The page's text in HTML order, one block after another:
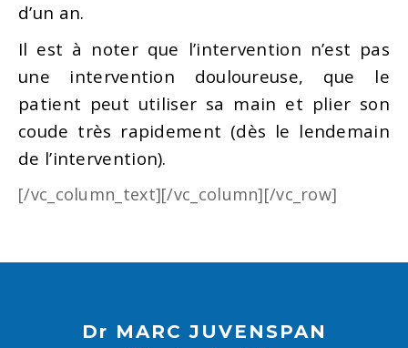
d’un an.
Il est à noter que l’intervention n’est pas
une intervention douloureuse, que le
patient peut utiliser sa main et plier son
coude très rapidement (dès le lendemain
de l’intervention).
[/vc_column_text][/vc_column][/vc_row]
Dr MARC JUVENSPAN